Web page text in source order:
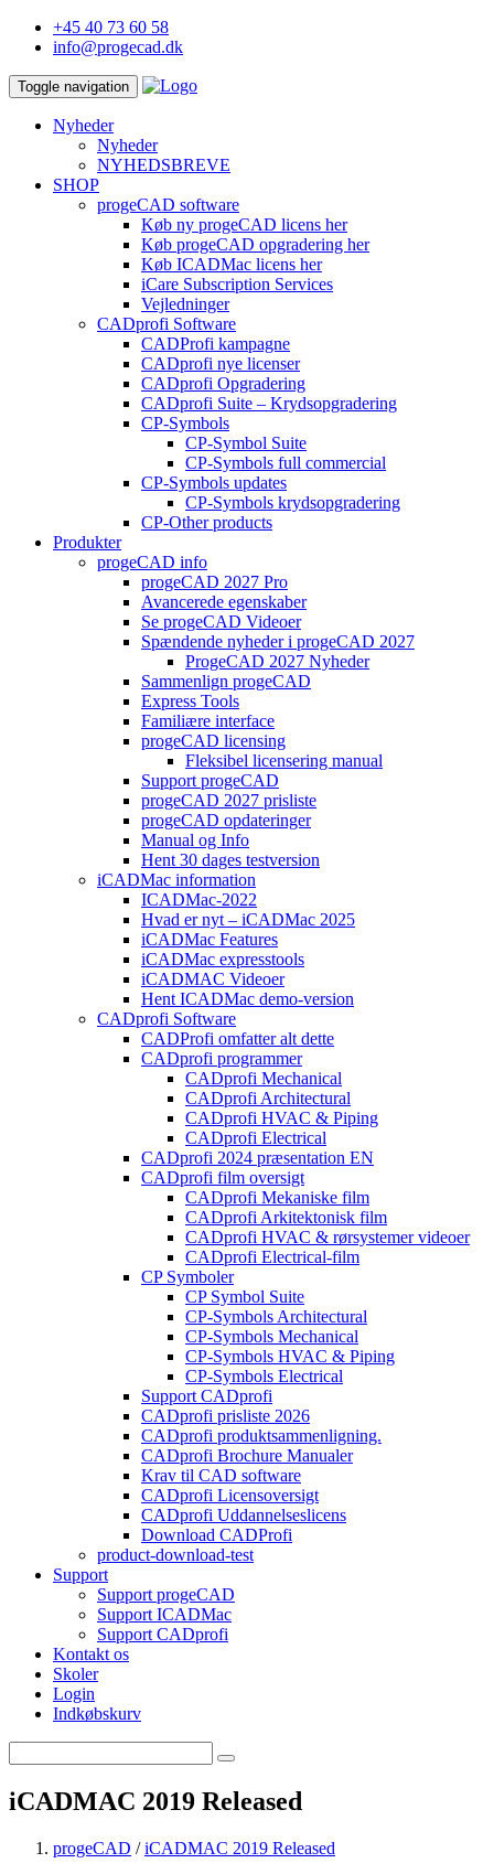
+45 40 73 60 58
info@progecad.dk
Toggle navigation
Nyheder
Nyheder
NYHEDSBREVE
SHOP
progeCAD software
Køb ny progeCAD licens her
Køb progeCAD opgradering her
Køb ICADMac licens her
iCare Subscription Services
Vejledninger
CADprofi Software
CADProfi kampagne
CADprofi nye licenser
CADprofi Opgradering
CADprofi Suite – Krydsopgradering
CP-Symbols
CP-Symbol Suite
CP-Symbols full commercial
CP-Symbols updates
CP-Symbols krydsopgradering
CP-Other products
Produkter
progeCAD info
progeCAD 2027 Pro
Avancerede egenskaber
Se progeCAD Videoer
Spændende nyheder i progeCAD 2027
ProgeCAD 2027 Nyheder
Sammenlign progeCAD
Express Tools
Familiære interface
progeCAD licensing
Fleksibel licensering manual
Support progeCAD
progeCAD 2027 prisliste
progeCAD opdateringer
Manual og Info
Hent 30 dages testversion
iCADMac information
ICADMac-2022
Hvad er nyt – iCADMac 2025
iCADMac Features
iCADMac expresstools
iCADMAC Videoer
Hent ICADMac demo-version
CADprofi Software
CADProfi omfatter alt dette
CADprofi programmer
CADprofi Mechanical
CADprofi Architectural
CADprofi HVAC & Piping
CADprofi Electrical
CADprofi 2024 præsentation EN
CADprofi film oversigt
CADprofi Mekaniske film
CADprofi Arkitektonisk film
CADprofi HVAC & rørsystemer videoer
CADprofi Electrical-film
CP Symboler
CP Symbol Suite
CP-Symbols Architectural
CP-Symbols Mechanical
CP-Symbols HVAC & Piping
CP-Symbols Electrical
Support CADprofi
CADprofi prisliste 2026
CADprofi produktsammenligning.
CADprofi Brochure Manualer
Krav til CAD software
CADprofi Licensoversigt
CADprofi Uddannelseslicens
Download CADProfi
product-download-test
Support
Support progeCAD
Support ICADMac
Support CADprofi
Kontakt os
Skoler
Login
Indkøbskurv
iCADMAC 2019 Released
progeCAD /iCADMAC 2019 Released